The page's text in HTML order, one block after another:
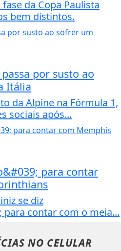
da Copa Paulista
bem distintos.
por susto ao
Itália
da Alpine na Fórmula 1,
sociais após...
para contar
se diz
contar com o meia...
NO CELULAR